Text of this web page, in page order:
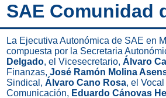
Aceptar
Rechazar
Configurar
SAE Comunidad
La Ejecutiva Autonómica de SAE en
compuesta por la Secretaria
Delgado, el Vicesecretario,Álvaro
Finanzas,José Ramón Molina
Sindical,Álvaro Cano Rosa, el
Comunicación, Eduardo Cánovas